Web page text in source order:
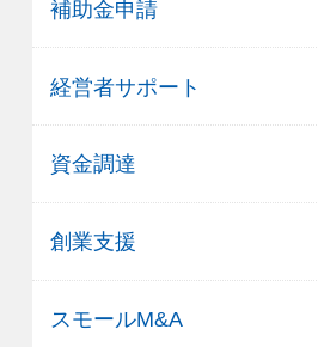
補助金申請
経営者サポート
資金調達
創業支援
スモールM&A